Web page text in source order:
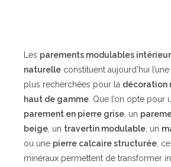
Les parements modulables
naturelle constituent aujourd’hui
plus recherchées pour la décoration
haut de gamme . Que l’on opte pour
parement en pierre grise , un
beige , un travertin modulable , un
ou une pierre calcaire structurée ,
minéraux permettent de transformer